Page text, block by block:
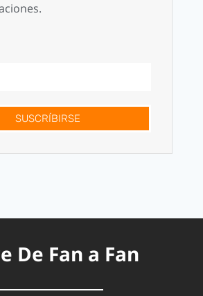
SUSCRÍBIRSE
De Fan a Fan